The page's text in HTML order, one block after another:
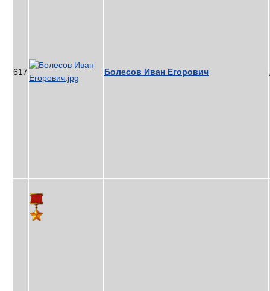
617 Болесов Иван Егорович